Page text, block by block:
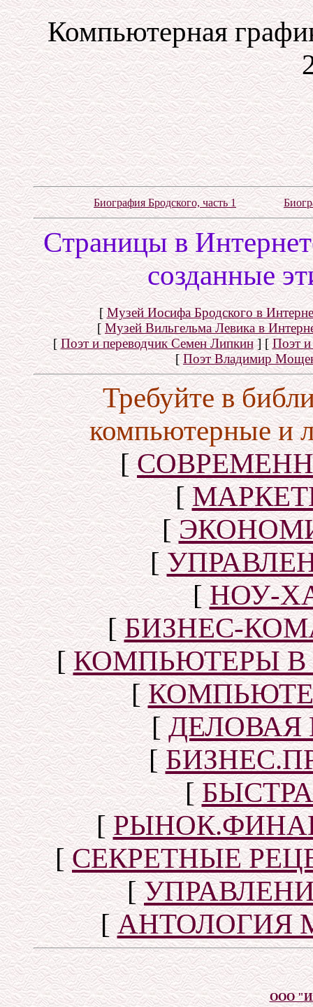
Компьютерная
Биография Бродского, часть 1
Cтраницы в
созданные
[Музей Иосифа Бродского в
[ Музей Вильгельма Левика в
[Поэт и переводчик Семен Липкин] [Поэт и
[Поэт Владимир
Требуйте в
компьютерные и
[
[
[
[
[НОУ-
[БИЗНЕС-
[КОМПЬЮТЕРЫ В
[
[
[
[
[
[СЕКРЕТНЫЕ
[
[АНТОЛОГИЯ
ООО